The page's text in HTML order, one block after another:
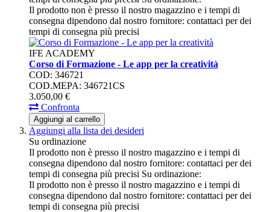
Il prodotto non è presso il nostro magazzino e i tempi di
consegna dipendono dal nostro fornitore: contattaci per dei
tempi di consegna più precisi
IFE ACADEMY
Corso di Formazione - Le app per la creatività
COD: 346721
COD.MEPA: 346721CS
3.050,00 €
Confronta
Aggiungi al carrello
Aggiungi alla lista dei desideri
Su ordinazione
Il prodotto non è presso il nostro magazzino e i tempi di
consegna dipendono dal nostro fornitore: contattaci per dei
tempi di consegna più precisi Su ordinazione:
Il prodotto non è presso il nostro magazzino e i tempi di
consegna dipendono dal nostro fornitore: contattaci per dei
tempi di consegna più precisi